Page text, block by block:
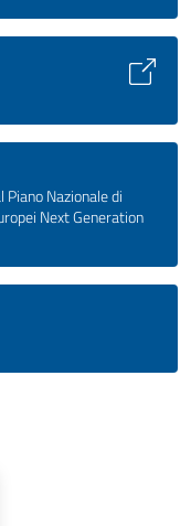
Nazionale di
Next Generation